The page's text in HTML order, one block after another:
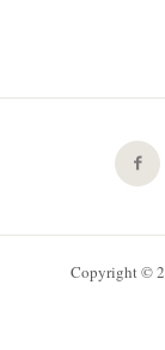
Copyright ©